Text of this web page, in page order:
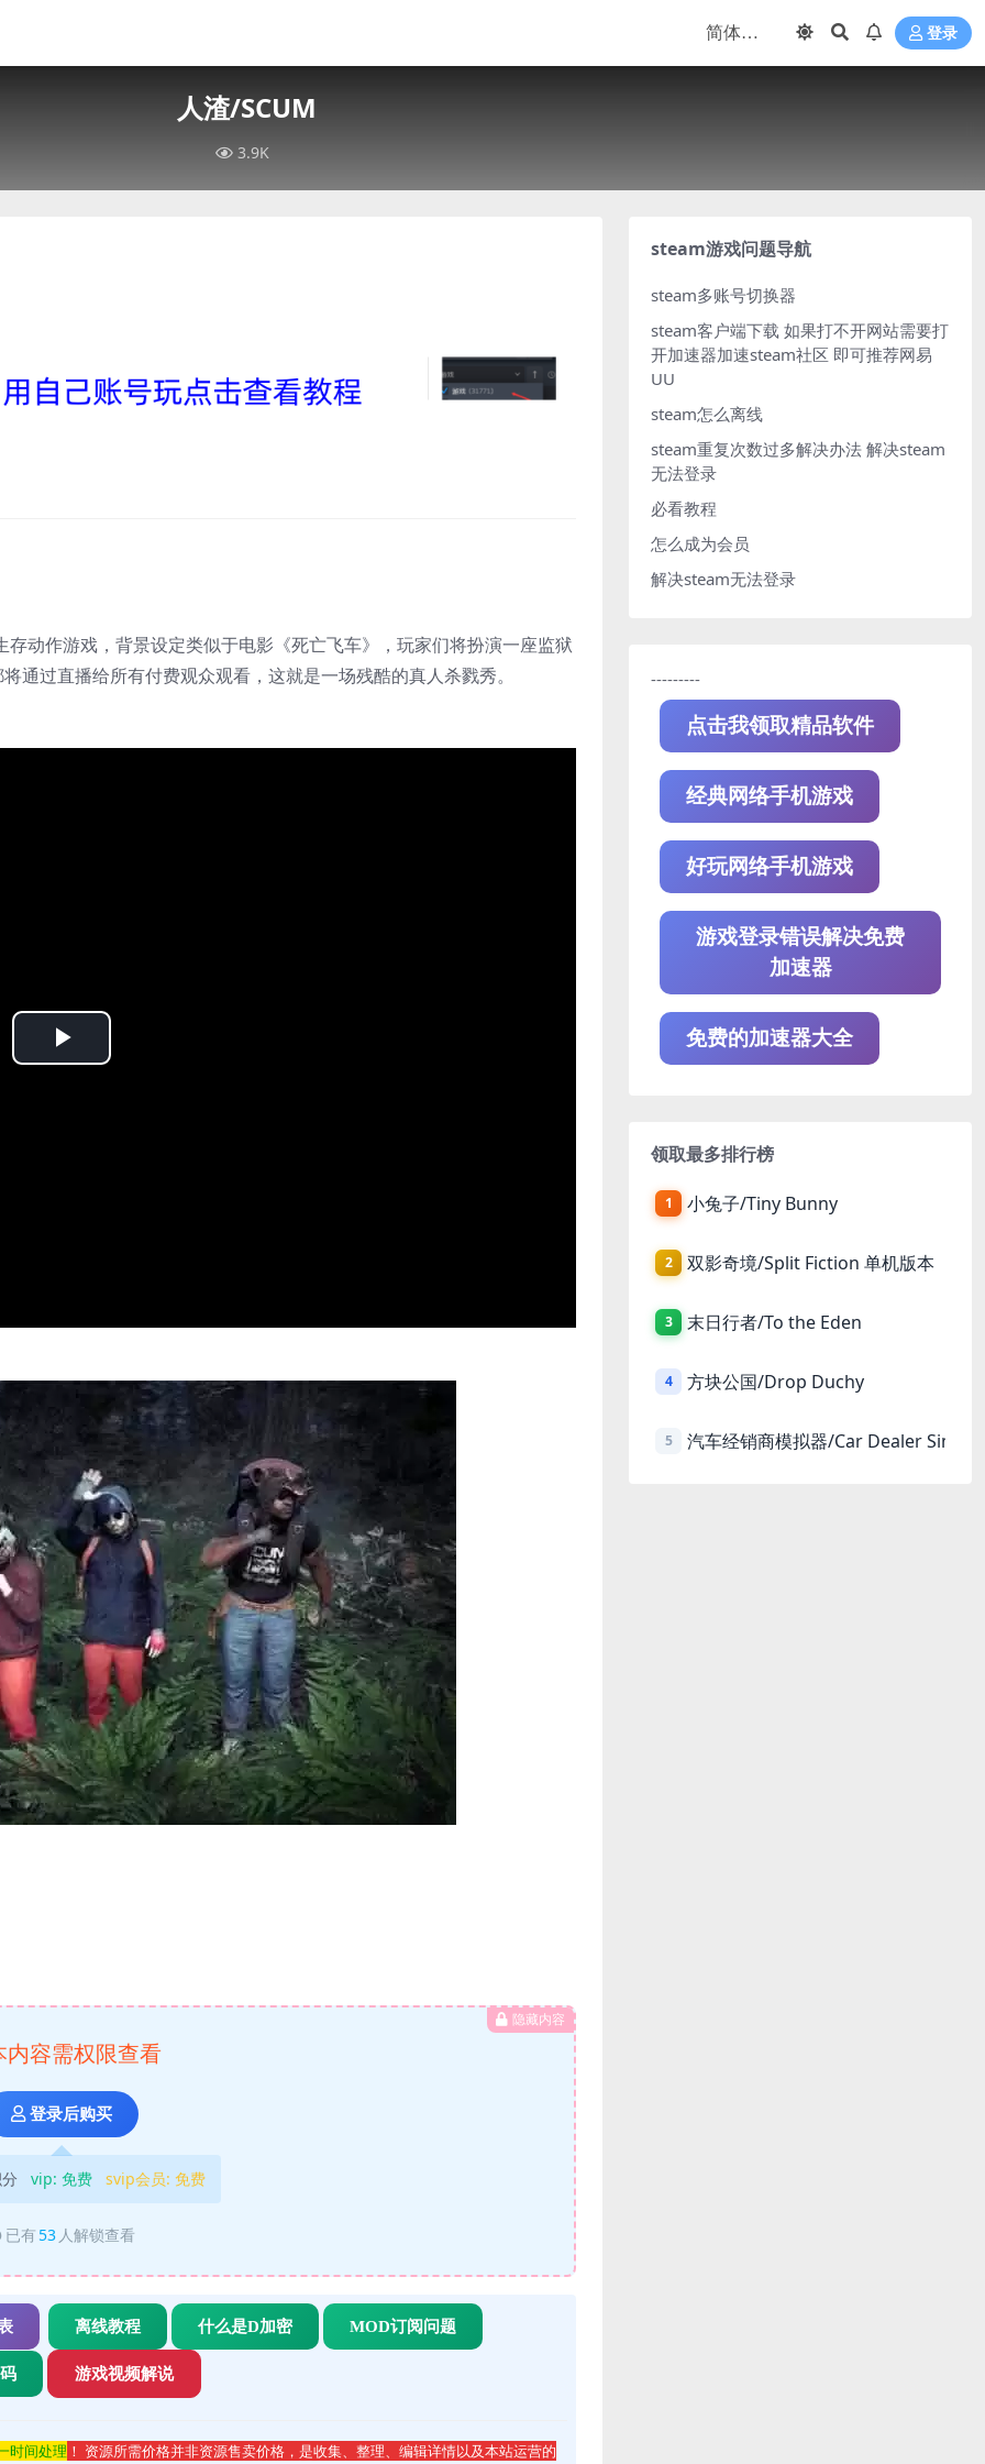
登录
人渣/SCUM
3.9K
动作游戏，背景设定类似于电影《死亡飞车》，玩家们将扮演一座监狱
通过直播给所有付费观众观看，这就是一场残酷的真人杀戮秀。
Play
隐藏内容
内容需权限查看
登录后购买
vip: 免费 svip会员: 免费
已有 53 人解锁查看
离线教程 什么是D加密 MOD订阅问题
游戏视频解说
时间处理 ！ 资源所需价格并非资源售卖价格，是收集、整理、编辑详情以及本站运营的
steam游戏问题导航
steam多账号切换器
steam客户端下载 如果打不开网站需要打
开加速器加速steam社区 即可推荐网易
UU
steam怎么离线
steam重复次数过多解决办法 解决steam
无法登录
必看教程
怎么成为会员
解决steam无法登录
---------
点击我领取精品软件
经典网络手机游戏
好玩网络手机游戏
游戏登录错误解决免费
加速器
免费的加速器大全
领取最多排行榜
1 小兔子/Tiny Bunny
2 双影奇境/Split Fiction 单机版本
3 末日行者/To the Eden
4 方块公国/Drop Duchy
5 汽车经销商模拟器/Car Dealer